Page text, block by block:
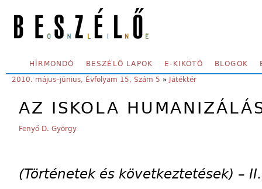
SECONDARY MENU
HÍRMONDÓ BESZÉLŐ LAPOK E-KIKÖTŐ BLOGOK
YOU ARE HERE:
2010. május–június, Évfolyam 15, Szám 5 » Játéktér
AZ ISKOLA
Fenyő D. György
(Történetek és következtetések) –